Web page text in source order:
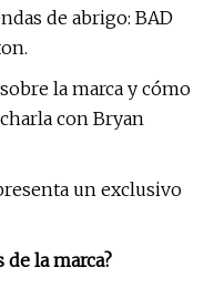
de abrigo: BAD
la marca y cómo
con Bryan
un exclusivo
de la marca?